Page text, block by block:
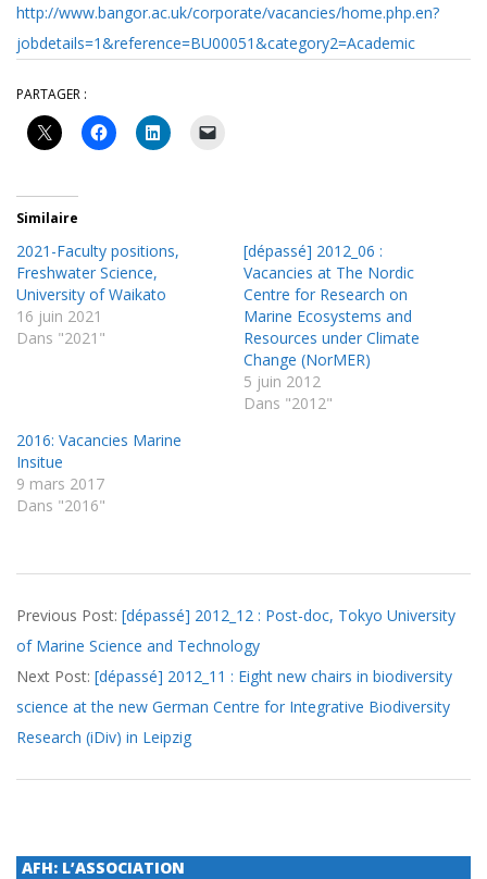
http://www.bangor.ac.uk/corporate/vacancies/home.php.en?
jobdetails=1&reference=BU00051&category2=Academic
PARTAGER :
Similaire
2021-Faculty positions,
Freshwater Science,
University of Waikato
16 juin 2021
Dans "2021"
[dépassé] 2012_06 :
Vacancies at The Nordic
Centre for Research on
Marine Ecosystems and
Resources under Climate
Change (NorMER)
5 juin 2012
Dans "2012"
2016: Vacancies Marine
Insitue
9 mars 2017
Dans "2016"
10-
30
Previous Post: [dépassé] 2012_12 : Post-doc, Tokyo University
of Marine Science and Technology
Next Post: [dépassé] 2012_11 : Eight new chairs in biodiversity
science at the new German Centre for Integrative Biodiversity
Research (iDiv) in Leipzig
AFH: L’ASSOCIATION